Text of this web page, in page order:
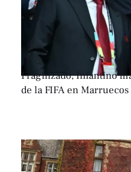
Fragilizado, Infantino
de la FIFA en Marruecos